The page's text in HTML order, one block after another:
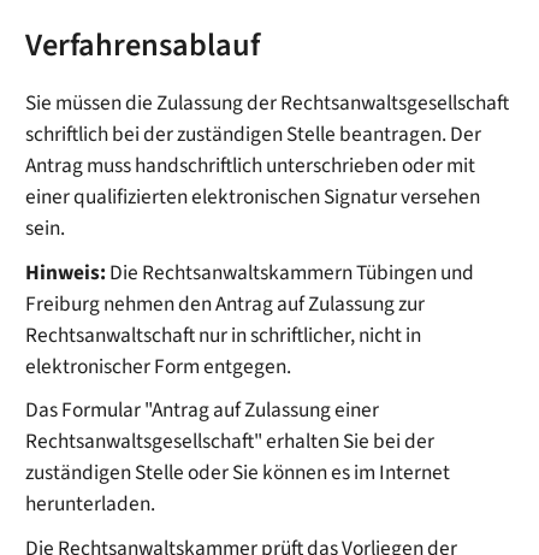
Verfahrensablauf
Sie müssen die Zulassung der Rechtsanwaltsgesellschaft
schriftlich bei der zuständigen Stelle beantragen. Der
Antrag muss handschriftlich unterschrieben oder mit
einer qualifizierten elektronischen Signatur versehen
sein.
Hinweis: Die RechtsanwaltskammernTübingen und
Freiburg nehmen den Antrag auf Zulassung zur
Rechtsanwaltschaft nur in schriftlicher, nicht in
elektronischer Form entgegen.
Das Formular "Antrag auf Zulassung einer
Rechtsanwaltsgesellschaft" erhalten Sie bei der
zuständigen Stelle oder Sie können es im Internet
herunterladen.
Die Rechtsanwaltskammer prüft das Vorliegen der